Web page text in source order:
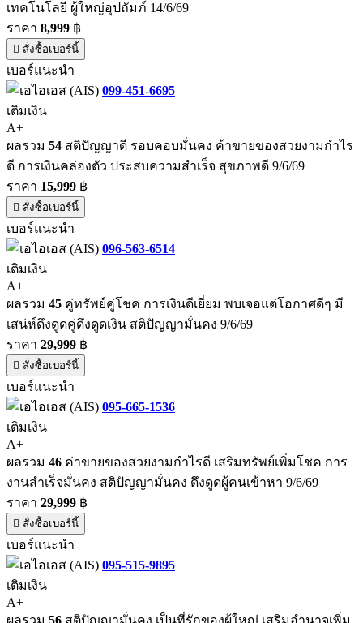
เทคโนโลยี ผู้ใหญ่อุปถัมภ์ 14/6/69
ราคา 8,999 ฿
สั่งซื้อเบอร์นี้
เบอร์แนะนำ
099-451-6695
เติมเงิน
A+
ผลรวม 54 สติปัญญาดี รอบคอบมั่นคง ค้าขายของสวยงามกำไร
ดี การเงินคล่องตัว ประสบความสำเร็จ สุขภาพดี 9/6/69
ราคา 15,999 ฿
สั่งซื้อเบอร์นี้
เบอร์แนะนำ
096-563-6514
เติมเงิน
A+
ผลรวม 45 คู่ทรัพย์คู่โชค การเงินดีเยี่ยม พบเจอแต่โอกาศดีๆ มี
เสน่ห์ดึงดูดคู่ดึงดูดเงิน สติปัญญามั่นคง 9/6/69
ราคา 29,999 ฿
สั่งซื้อเบอร์นี้
เบอร์แนะนำ
095-665-1536
เติมเงิน
A+
ผลรวม 46 ค่าขายของสวยงามกำไรดี เสริมทรัพย์เพิ่มโชค การ
งานสำเร็จมั่นคง สติปัญญามั่นคง ดึงดูดผู้คนเข้าหา 9/6/69
ราคา 29,999 ฿
สั่งซื้อเบอร์นี้
เบอร์แนะนำ
095-515-9895
เติมเงิน
A+